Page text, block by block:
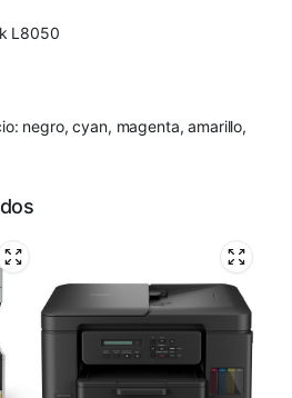
L8050
negro, cyan, magenta, amarillo,